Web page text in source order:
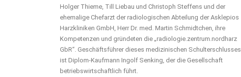
Holger Thieme, Till Liebau und Christoph Steffens und der
ehemalige Chefarzt der radiologischen Abteilung der Asklepios
Harzkliniken GmbH, Herr Dr. med. Martin Schmidtchen, ihre
Kompetenzen und gründeten die „radiologie.zentrum.nordharz
GbR“. Geschäftsführer dieses medizinischen Schulterschlusses
ist Diplom-Kaufmann Ingolf Senking, der die Gesellschaft
betriebswirtschaftlich führt.